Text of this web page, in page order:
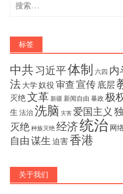
索：
标签
中共习近平体制 六四 内
法 大学 奴役 审查宣传底层
灭绝文革 新疆 新闻自由 暴政 极
生 法治洗脑 灾害 爱国主义
灭绝 种族灭绝 经济统治 网
自由 谋生 迫害香港
关于我们